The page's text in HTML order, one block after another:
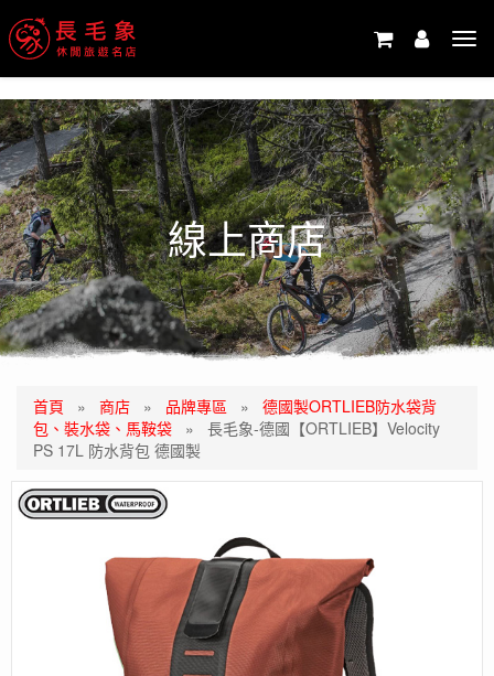
線上商店
首頁 » 商店 » 品牌專區 » 德國製ORTLIEB防水袋背
包、裝水袋、馬鞍袋 » 長毛象-德國【ORTLIEB】Velocity
PS 17L 防水背包 德國製